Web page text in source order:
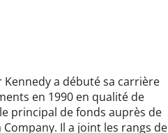
Kennedy a débuté sa carrière
en 1990 en qualité de
principal de fonds auprès de
Company. Il a joint les rangs de